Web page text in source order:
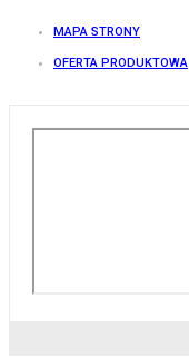
MAPA STRONY
OFERTA PRODUKTOWA